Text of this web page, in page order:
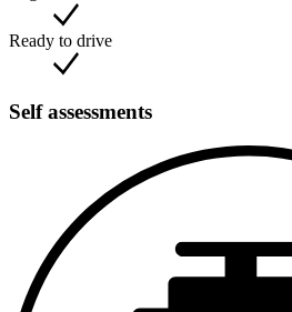
Ready to drive
Self assessments